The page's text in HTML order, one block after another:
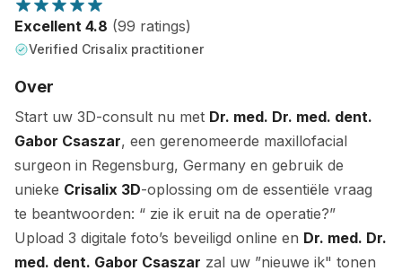
Excellent 4.8 (99 ratings)
Verified Crisalix practitioner
Over
Start uw 3D-consult nu met Dr. med. Dr. med. dent.
Gabor Csaszar, een gerenomeerde maxillofacial
surgeon in Regensburg, Germany en gebruik de
unieke Crisalix 3D-oplossing om de essentiële vraag
te beantwoorden: “ zie ik eruit na de operatie?”
Upload 3 digitale foto’s beveiligd online en Dr. med. Dr.
med. dent. Gabor Csaszar zal uw ”nieuwe ik" tonen